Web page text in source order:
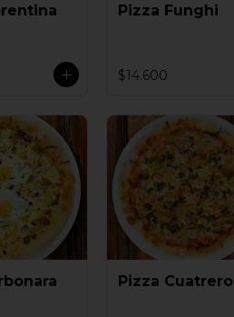
Pizza Funghi
$14.600
Pizza Cuatrero